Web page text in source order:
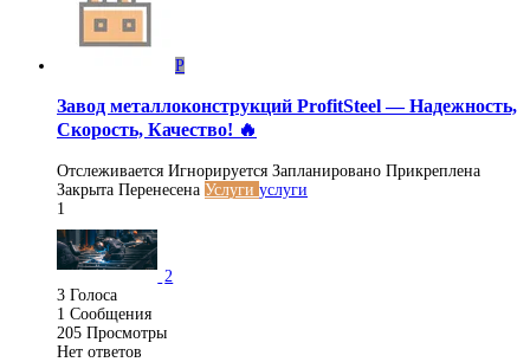
P
Завод металлоконструкций ProfitSteel — Надежность,
Скорость, Качество! 🔥
Отслеживается Игнорируется Запланировано Прикреплена
Закрыта Перенесена Услуги услуги
1
2
3 Голоса
1 Сообщения
205 Просмотры
Нет ответов